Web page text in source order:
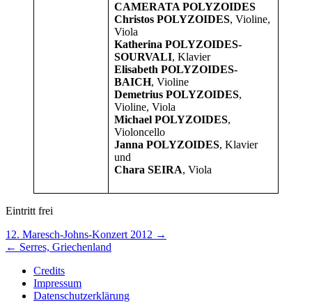
CAMERATA POLYZOIDES
Christos POLYZOIDES, Violine,
Viola
Katherina POLYZOIDES-
SOURVALI, Klavier
Elisabeth POLYZOIDES-
BAICH, Violine
Demetrius POLYZOIDES,
Violine, Viola
Michael POLYZOIDES,
Violoncello
Janna POLYZOIDES, Klavier
und
Chara SEIRA, Viola
Eintritt frei
Nächstes/Vorheriges
Konzert
12. Maresch-Johns-Konzert 2012 →
← Serres, Griechenland
Credits
Impressum
Datenschutzerklärung